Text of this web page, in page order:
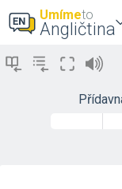
Umímeto
Angličtina